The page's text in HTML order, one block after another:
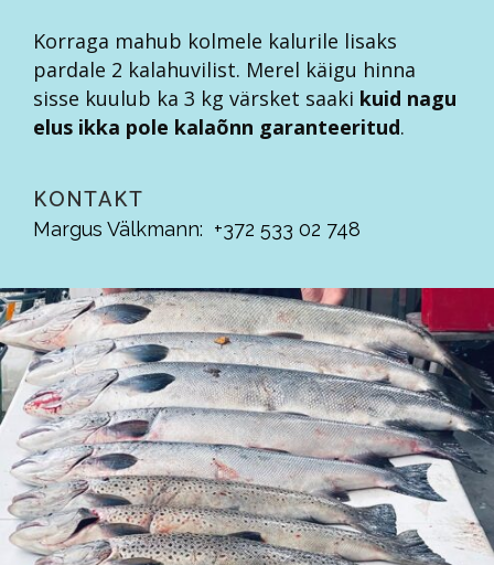
Korraga mahub kolmele kalurile lisaks
pardale 2 kalahuvilist. Merel käigu hinna
sisse kuulub ka 3 kg värsket saaki kuid nagu
elus ikka pole kalaõnn garanteeritud.
KONTAKT
Margus Välkmann: +372 533 02 748